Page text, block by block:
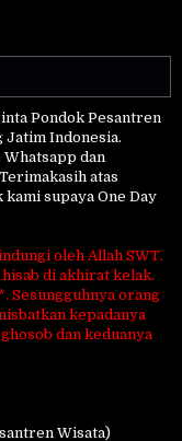
Pondok Pesantren
Jatim Indonesia.
dan
atas
supaya One Day
oleh Allah SWT.
di akhirat kelak.
Sesungguhnya orang
kepadanya
dan keduanya
Wisata)